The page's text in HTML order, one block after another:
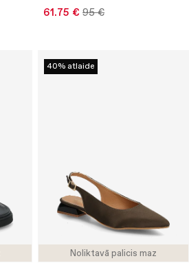
61.75 € 95 €
Noliktavā palicis maz
40% atlaide